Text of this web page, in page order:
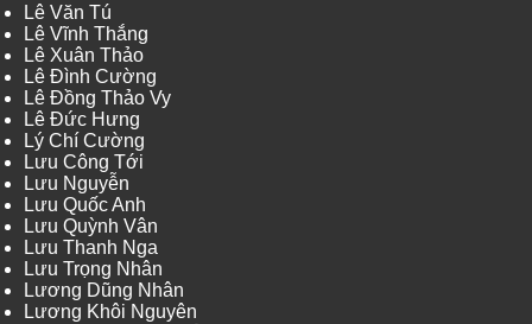
Lê Văn Tú
Lê Vĩnh Thắng
Lê Xuân Thảo
Lê Đình Cường
Lê Đồng Thảo Vy
Lê Đức Hưng
Lý Chí Cường
Lưu Công Tới
Lưu Nguyễn
Lưu Quốc Anh
Lưu Quỳnh Vân
Lưu Thanh Nga
Lưu Trọng Nhân
Lương Dũng Nhân
Lương Khôi Nguyên